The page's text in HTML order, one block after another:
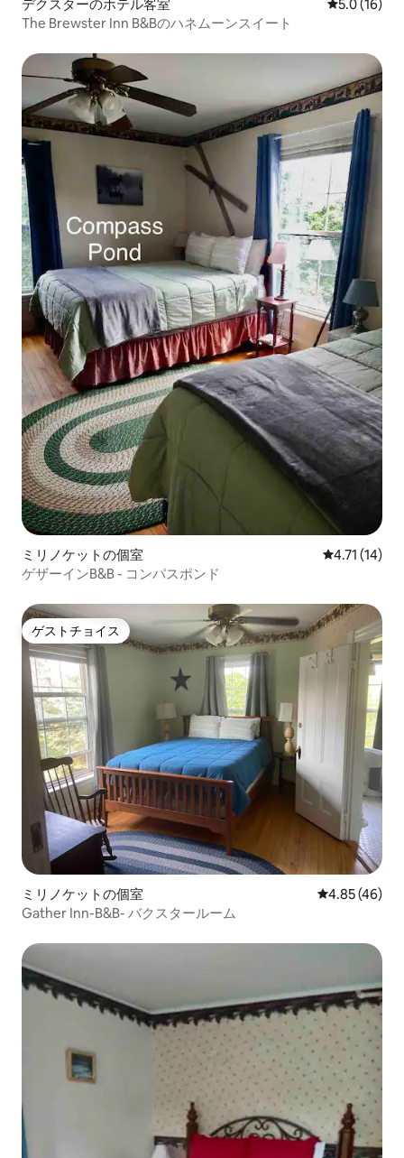
デクスターのホテル客室 レビュー16
5.0 (16)
The Brewster Inn B&Bのハネムーンスイート
ミリノケットの個室 レビュー14
4.71 (14)
ゲザーインB&B - コンパスポンド
ゲストチョイス
ゲストチョイス
ミリノケットの個室 レビュー46
4.85 (46)
Gather Inn-B&B- バクスタールーム